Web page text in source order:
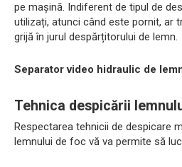
pe mașină. Indiferent de tipul de
utilizați, atunci când este pornit, ar
grijă în jurul despărțitorului de lemn.
Separator video hidraulic de
Tehnica despicării
Respectarea tehnicii de despicare
lemnului de foc vă va permite să